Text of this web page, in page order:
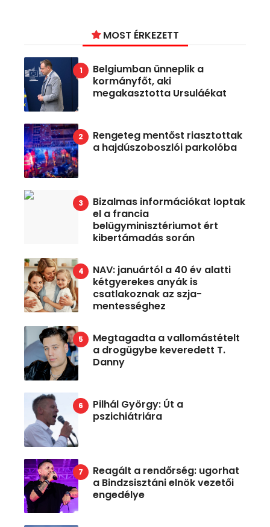
MOST ÉRKEZETT
Belgiumban ünneplik a
kormányfőt, aki
megakasztotta Ursuláékat
Rengeteg mentőst riasztottak
a hajdúszoboszlói parkolóba
Bizalmas információkat loptak
el a francia
belügyminisztériumot ért
kibertámadás során
NAV: januártól a 40 év alatti
kétgyerekes anyák is
csatlakoznak az szja-
mentességhez
Megtagadta a vallomástételt
a drogügybe keveredett T.
Danny
Pilhál György: Út a
pszichiátriára
Reagált a rendőrség: ugorhat
a Bindzsisztáni elnök vezetői
engedélye